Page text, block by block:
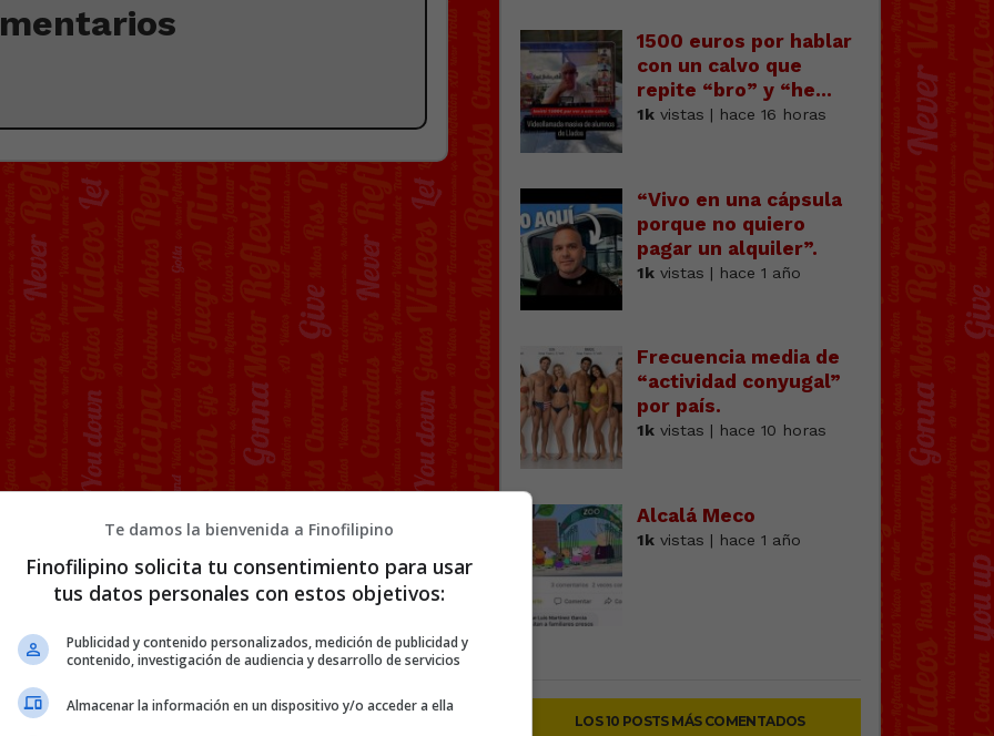
1500 euros por hablar
con un calvo que
repite “bro” y “he...
1kvistas | hace 16 horas
“Vivo en una cápsula
porque no quiero
pagar un alquiler”.
1kvistas | hace 1 año
Frecuencia media de
“actividad conyugal”
por país.
1kvistas | hace 10 horas
Alcalá Meco
1kvistas | hace 1 año
LOS 10 POSTS MÁS COMENTADOS
Te damos la bienvenida a Finofilipino
Finofilipino solicita tu consentimiento para usar
tus datos personales con estos objetivos:
Publicidad y contenido personalizados, medición de publicidad y
contenido, investigación de audiencia y desarrollo de servicios
Almacenar la información en un dispositivo y/o acceder a ella